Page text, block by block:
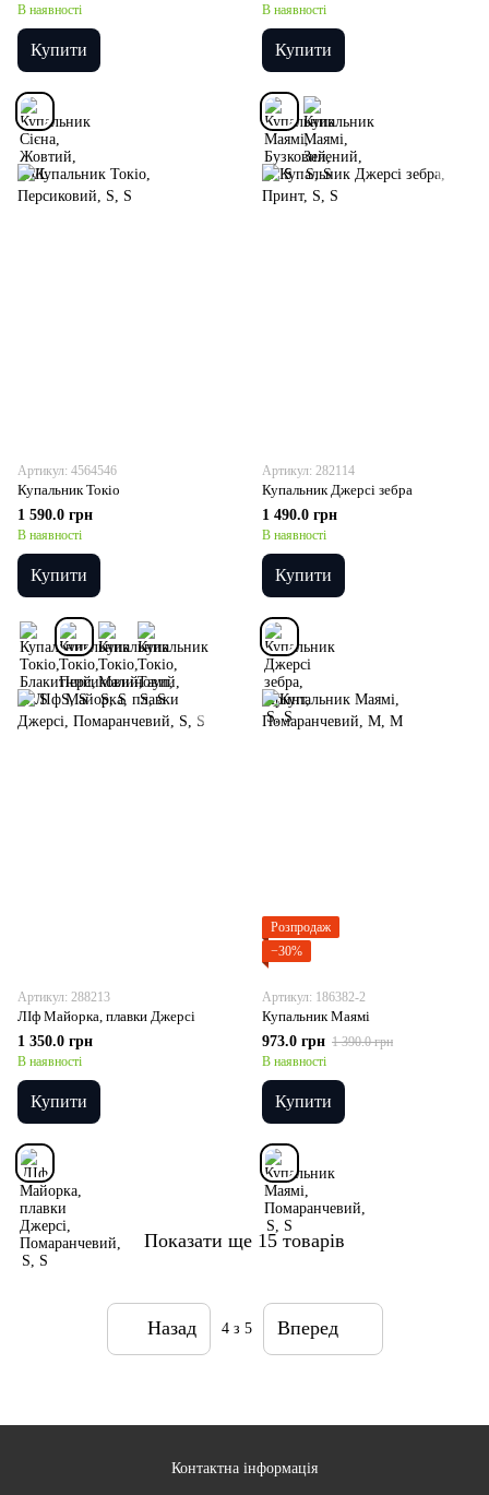
В наявності
Купити
В наявності
Купити
Артикул: 4564546
Купальник Токіо
1 590.0 грн
В наявності
Купити
Артикул: 282114
Купальник Джерсі зебра
1 490.0 грн
В наявності
Купити
Артикул: 288213
ЛІф Майорка, плавки Джерсі
1 350.0 грн
В наявності
Купити
Розпродаж
−30%
Артикул: 186382-2
Купальник Маямі
973.0 грн 1 390.0 грн
В наявності
Купити
Показати ще 15 товарів
Назад 4з 5 Вперед
Контактна інформація